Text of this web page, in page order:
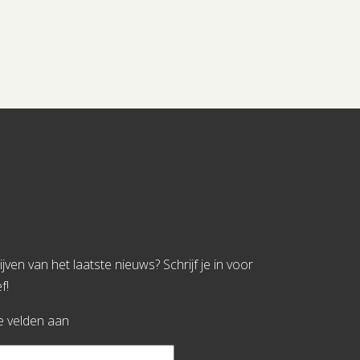
van het laatste nieuws? Schrijf je in voor
velden aan